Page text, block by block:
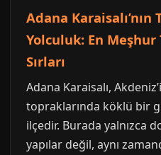
Adana
Yolculuk: En Meşhur
Sırları
Adana Karaisalı,
topraklarında köklü bir
ilçedir. Burada yalnızca
yapılar değil, aynı